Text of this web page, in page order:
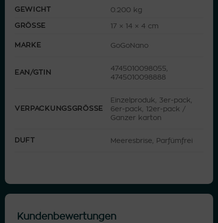
GEWICHT
0.200 kg
GRÖSSE
17 × 14 × 4 cm
MARKE GoGoNano
EAN/GTIN
4745010098055,
4745010098888
VERPACKUNGSGRÖSSE
Einzelproduk, 3er-pack,
6er-pack, 12er-pack /
Ganzer karton
DUFT Meeresbrise, Parfümfrei
Kundenbewertungen